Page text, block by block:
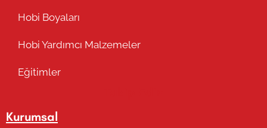
Hobi Boyaları
Hobi Yardımcı Malzemeler
Eğitimler
Kurumsal